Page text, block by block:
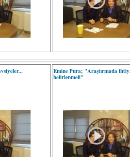
Emine Pura; "Araştırmada
belirlenmeli"